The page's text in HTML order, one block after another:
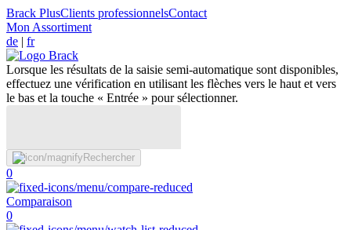
Brack PlusClients professionnelsContact
Mon Assortiment
de | fr
Lorsque les résultats de la saisie semi-automatique sont disponibles,
effectuez une vérification en utilisant les flèches vers le haut et vers
le bas et la touche « Entrée » pour sélectionner.
Rechercher
0
Comparaison
0